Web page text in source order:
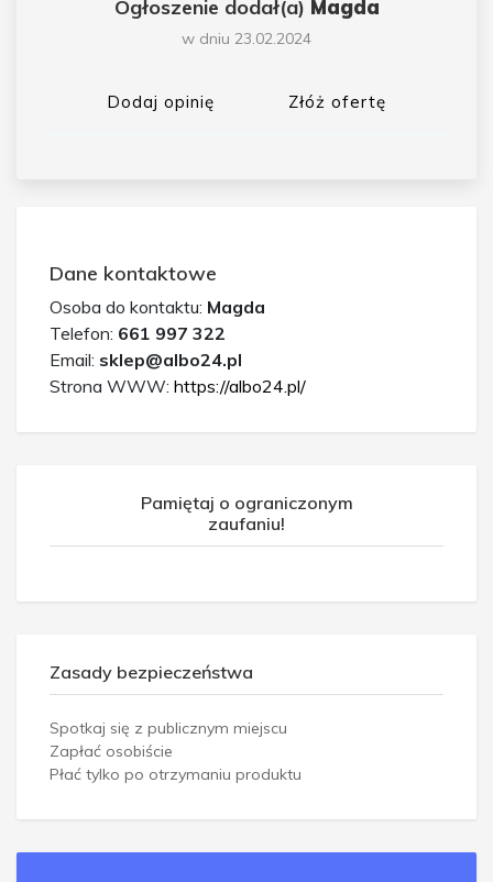
Ogłoszenie dodał(a) Magda
w dniu 23.02.2024
Dodaj opinię Złóż ofertę
Dane kontaktowe
Osoba do kontaktu: Magda
Telefon: 661 997 322
Email: sklep@albo24.pl
Strona WWW: https://albo24.pl/
Pamiętaj o ograniczonym
zaufaniu!
Zasady bezpieczeństwa
Spotkaj się z publicznym miejscu
Zapłać osobiście
Płać tylko po otrzymaniu produktu